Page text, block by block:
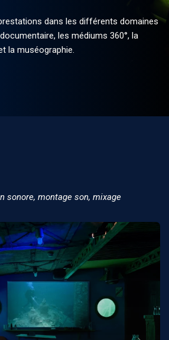
dans les différents domaines
les médiums 360°, la
la muséographie.
sonore, montage son, mixage